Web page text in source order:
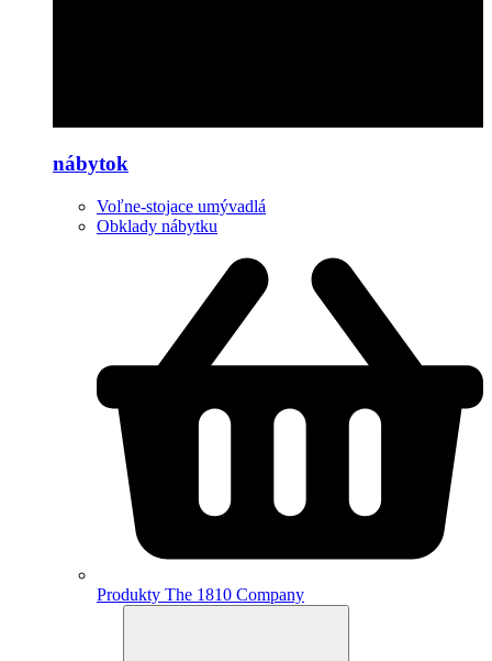
nábytok
Voľne-stojace umývadlá
Obklady nábytku
Produkty The 1810 Company